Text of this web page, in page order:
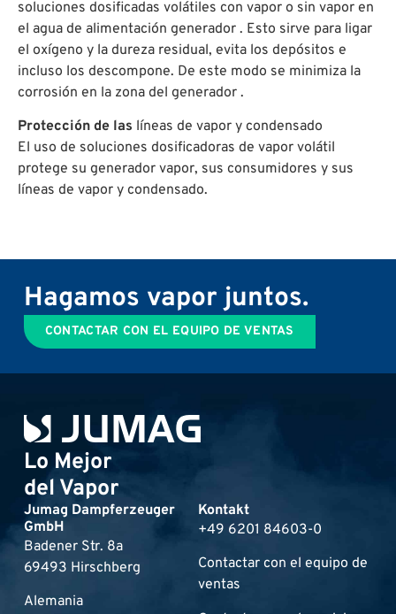
soluciones dosificadas volátiles con vapor o sin vapor en
el agua de alimentación generador . Esto sirve para ligar
el oxígeno y la dureza residual, evita los depósitos e
incluso los descompone. De este modo se minimiza la
corrosión en la zona del generador .
Protección de las líneas de vapor y condensado
El uso de soluciones dosificadoras de vapor volátil
protege su generador vapor, sus consumidores y sus
líneas de vapor y condensado.
Hagamos vapor juntos.
CONTACTAR CON EL EQUIPO DE VENTAS
Lo Mejor
del Vapor
Jumag Dampferzeuger
GmbH
Badener Str. 8a
69493 Hirschberg
Alemania
Kontakt
+49 6201 84603-0
Contactar con el equipo de
ventas